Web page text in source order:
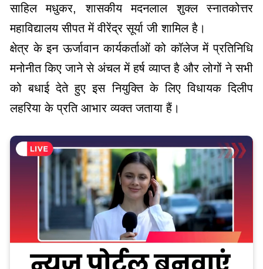
साहिल मधुकर, शासकीय मदनलाल शुक्ल स्नातकोत्तर
महाविद्यालय सीपत में वीरेंद्र सूर्या जी शामिल है।
क्षेत्र के इन ऊर्जावान कार्यकर्ताओं को कॉलेज में प्रतिनिधि
मनोनीत किए जाने से अंचल में हर्ष व्याप्त है और लोगों ने सभी
को बधाई देते हुए इस नियुक्ति के लिए विधायक दिलीप
लहरिया के प्रति आभार व्यक्त जताया हैं।